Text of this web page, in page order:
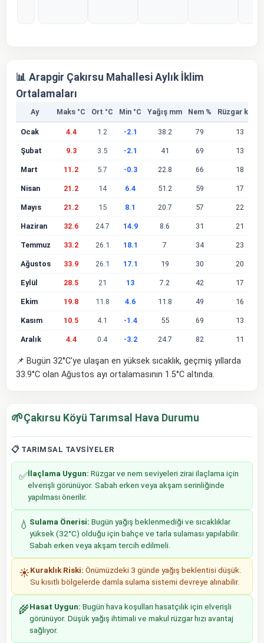
📊 Arapgir Çakırsu Mahallesi Aylık İklim
Ortalamaları
Ay Maks °C Ort °C Min °C Yağış mm Nem % Rüzgar km/s
Ocak 4.4 1.2 -2.1 38.2 79 13
Şubat 9.3 3.5 -2.1 41 69 13
Mart 11.2 5.7 -0.3 22.8 66 18
Nisan 21.2 14 6.4 51.2 59 17
Mayıs 21.2 15 8.1 20.7 57 22
Haziran 32.6 24.7 14.9 8.6 31 21
Temmuz 33.2 26.1 18.1 7 34 23
Ağustos 33.9 26.1 17.1 19 30 20
Eylül 28.5 21 13 7.2 42 17
Ekim 19.8 11.8 4.6 11.8 49 16
Kasım 10.5 4.1 -1.4 55 69 13
Aralık 4.4 0.4 -3.2 24.7 82 11
📌 Bugün 32°C'ye ulaşan en yüksek sıcaklık, geçmiş yıllarda
33.9°C olan Ağustos ayı ortalamasının 1.5°C altında.
🌱Çakırsu Köyü Tarımsal Hava Durumu
📋 TARIMSAL TAVSIYELER
✅İlaçlama Uygun: Rüzgar ve nem seviyeleri zirai ilaçlama için
elverişli görünüyor. Sabah erken veya akşam serinliğinde
yapılması önerilir.
💧 Sulama Önerisi: Bugün yağış beklenmediği ve sıcaklıklar
yüksek (32°C) olduğu için bahçe ve tarla sulaması yapılabilir.
Sabah erken veya akşam tercih edilmeli.
☀️Kuraklık Riski: Önümüzdeki 3 günde yağış beklentisi düşük.
Su kısıtlı bölgelerde damla sulama sistemi devreye alınabilir.
🌾Hasat Uygun: Bugün hava koşulları hasatçılık için elverişli
görünüyor. Düşük yağış ihtimali ve makul rüzgar hızı avantaj
sağlıyor.